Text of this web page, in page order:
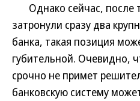
Однако сейчас, после
затронули сразу два
банка, такая позиция
губительной. Очевидно,
срочно не примет
банковскую систему